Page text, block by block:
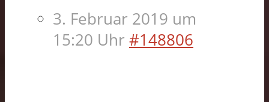
3. Februar 2019 um
15:20 Uhr #148806